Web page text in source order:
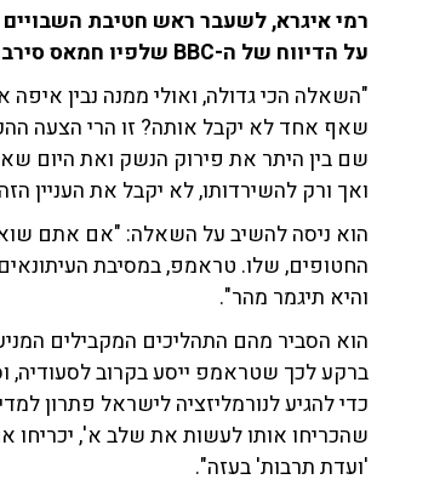
על הדיווח של ה-BBC שלפיו חמאס סירב להצעה הישראלית החדשה לעסקת חטופים.
"השאלה הכי גדולה, ואולי ממנה נבין
שאף אחד לא יקבל אותה? זו הרי הצעה
שם בין היתר את פירוק הנשק ואת היום
ואך ורק להשירדותו, לא יקבל את העניין
הוא ניסה להשיב על השאלה: "אם אתם
החטופים, שלו. טראמפ, במסיבת
והיא תיגמר מהר".
הוא הסביר מהם התהליכים המקבילים
כדי להגיע לנורמליזציה לישראל פתרון
שהכריחו אותו לעשות את שלב א', יכריחו
'ועדת תרבות' בעזה".